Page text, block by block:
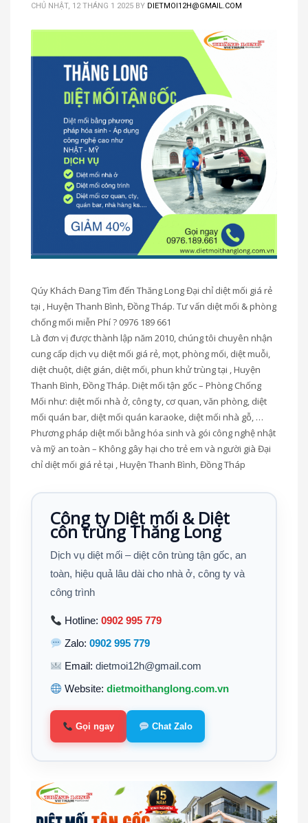
CHỦ NHẬT, 12 THÁNG 1 2025 BY DIETMOI12H@GMAIL.COM
Qúy Khách Đang Tìm đến Thăng Long Đại chỉ diệt mối giá rẻ
tại , Huyện Thanh Bình, Đồng Tháp. Tư vấn diệt mối & phòng
chống mối miễn Phí ? 0976 189 661
Là đơn vị được thành lập năm 2010, chúng tôi chuyên nhận
cung cấp dịch vụ diệt mối giá rẻ, mọt, phòng mối, diệt muỗi,
diệt chuột, diệt gián, diệt mối, phun khử trùng tại , Huyện
Thanh Bình, Đồng Tháp. Diệt mối tận gốc – Phòng Chống
Mối như: diệt mối nhà ở, công ty, cơ quan, văn phòng, diệt
mối quán bar, diệt mối quán karaoke, diệt mối nhà gỗ, …
Phương pháp diệt mối bằng hóa sinh và gói công nghệ nhật
và mỹ an toàn – Không gây hại cho trẻ em và người già Đại
chỉ diệt mối giá rẻ tại , Huyện Thanh Bình, Đồng Tháp
Công ty Diệt mối & Diệt
côn trùng Thăng Long
Dịch vụ diệt mối – diệt côn trùng tận gốc, an
toàn, hiệu quả lâu dài cho nhà ở, công ty và
công trình
Hotline:0902 995 779
Zalo:0902 995 779
Email:dietmoi12h@gmail.com
Website:dietmoithanglong.com.vn
Gọi ngay Chat Zalo